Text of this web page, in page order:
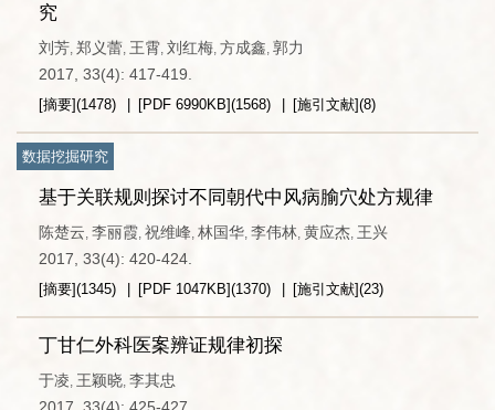
究
刘芳, 郑义蕾, 王霄, 刘红梅, 方成鑫, 郭力
2017, 33(4): 417-419.
[摘要](1478) [PDF 6990KB](1568) [施引文献](8)
数据挖掘研究
基于关联规则探讨不同朝代中风病腧穴处方规律
陈楚云, 李丽霞, 祝维峰, 林国华, 李伟林, 黄应杰, 王兴
2017, 33(4): 420-424.
[摘要](1345) [PDF 1047KB](1370) [施引文献](23)
丁甘仁外科医案辨证规律初探
于凌, 王颖晓, 李其忠